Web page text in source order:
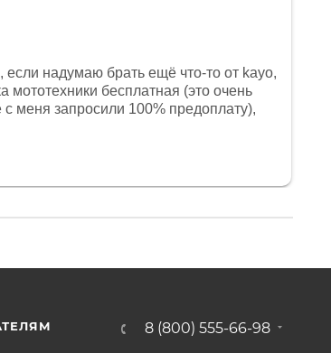
надумаю брать ещё что-то от kayo,
мототехники бесплатная (это очень
с меня запросили 100% предоплату),
на связи, очень детально всё
8 (800) 555-66-98